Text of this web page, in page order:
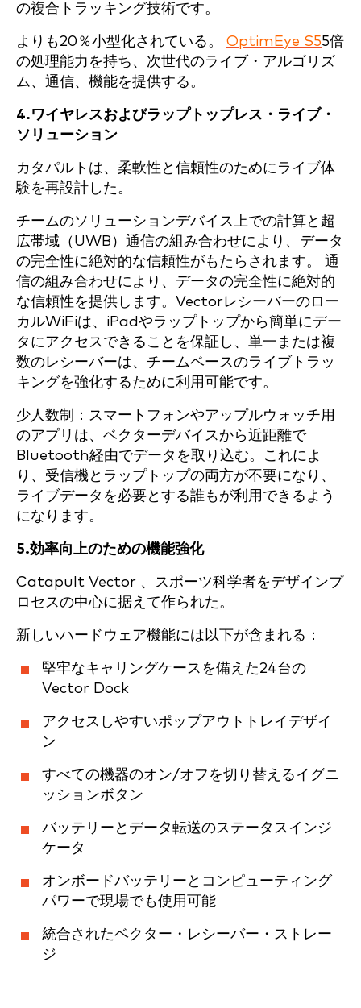
の複合トラッキング技術です。
よりも20％小型化されている。 OptimEye S55倍
の処理能力を持ち、次世代のライブ・アルゴリズ
ム、通信、機能を提供する。
4.ワイヤレスおよびラップトップレス・ライブ・
ソリューション
カタパルトは、柔軟性と信頼性のためにライブ体
験を再設計した。
チームのソリューションデバイス上での計算と超
広帯域（UWB）通信の組み合わせにより、データ
の完全性に絶対的な信頼性がもたらされます。 通
信の組み合わせにより、データの完全性に絶対的
な信頼性を提供します。Vectorレシーバーのロー
カルWiFiは、iPadやラップトップから簡単にデー
タにアクセスできることを保証し、単一または複
数のレシーバーは、チームベースのライブトラッ
キングを強化するために利用可能です。
少人数制：スマートフォンやアップルウォッチ用
のアプリは、ベクターデバイスから近距離で
Bluetooth経由でデータを取り込む。これによ
り、受信機とラップトップの両方が不要になり、
ライブデータを必要とする誰もが利用できるよう
になります。
5.効率向上のための機能強化
Catapult Vector 、スポーツ科学者をデザインプ
ロセスの中心に据えて作られた。
新しいハードウェア機能には以下が含まれる：
堅牢なキャリングケースを備えた24台の
Vector Dock
アクセスしやすいポップアウトトレイデザイ
ン
すべての機器のオン/オフを切り替えるイグニ
ッションボタン
バッテリーとデータ転送のステータスインジ
ケータ
オンボードバッテリーとコンピューティング
パワーで現場でも使用可能
統合されたベクター・レシーバー・ストレー
ジ